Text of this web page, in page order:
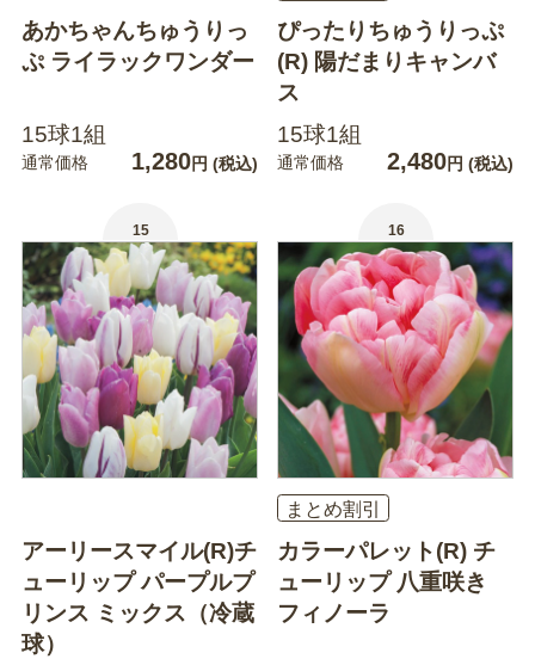
あかちゃんちゅうりっ
ぷ ライラックワンダー
15球1組
通常価格 1,280円 (税込)
ぴったりちゅうりっぷ
(R) 陽だまりキャンバ
ス
15球1組
通常価格 2,480円 (税込)
15
アーリースマイル(R)チ
ューリップ パープルプ
リンス ミックス（冷蔵
球）
16
まとめ割引
カラーパレット(R) チ
ューリップ 八重咲き
フィノーラ